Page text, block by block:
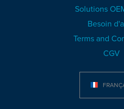
Solutions
Besoin
Terms and
CGV